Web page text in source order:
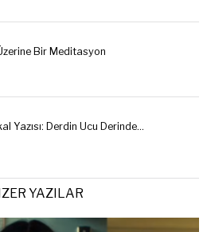
Bir Meditasyon
Yazısı: Derdin Ucu Derinde…
YAZILAR